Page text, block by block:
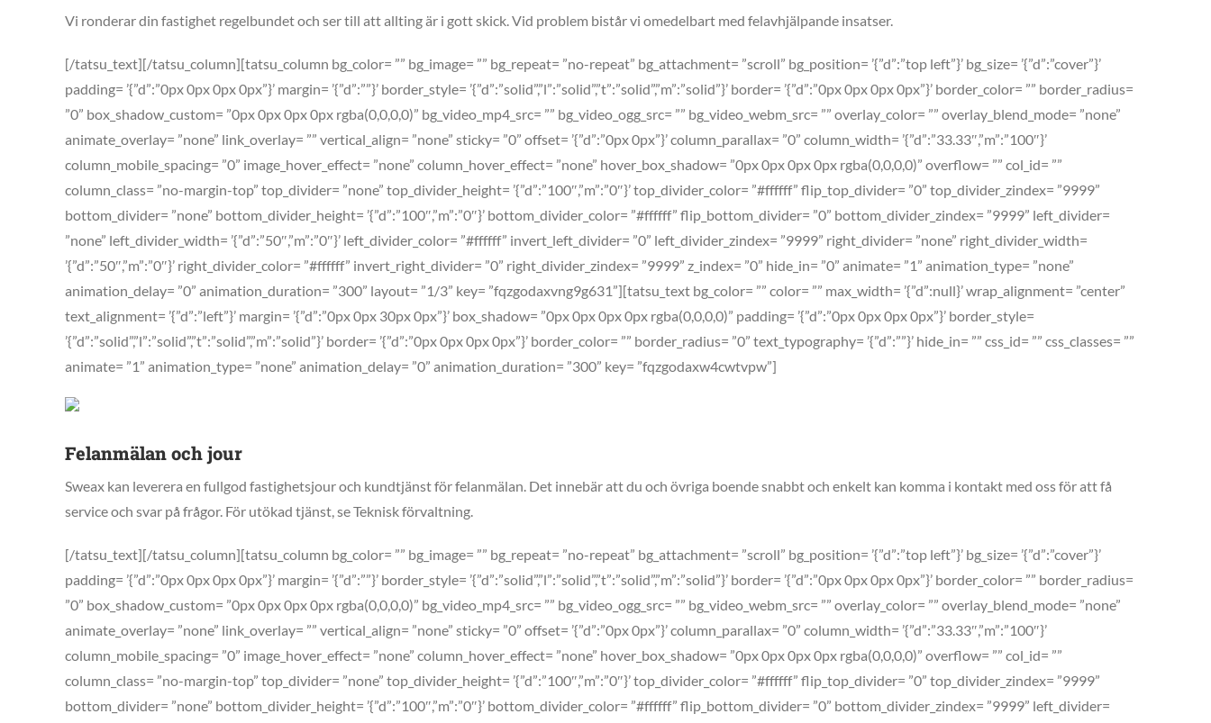
Vi ronderar din fastighet regelbundet och ser till att allting är i gott skick. Vid problem bistår vi omedelbart med felavhjälpande insatser.
[/tatsu_text][/tatsu_column][tatsu_column bg_color= ”” bg_image= ”” bg_repeat= ”no-repeat” bg_attachment= ”scroll” bg_position= ’{”d”:”top left”}’ bg_size= ’{”d”:”cover”}’
padding= ’{”d”:”0px 0px 0px 0px”}’ margin= ’{”d”:””}’ border_style= ’{”d”:”solid”,”l”:”solid”,”t”:”solid”,”m”:”solid”}’ border= ’{”d”:”0px 0px 0px 0px”}’ border_color= ”” border_radius=
”0” box_shadow_custom= ”0px 0px 0px 0px rgba(0,0,0,0)” bg_video_mp4_src= ”” bg_video_ogg_src= ”” bg_video_webm_src= ”” overlay_color= ”” overlay_blend_mode= ”none”
animate_overlay= ”none” link_overlay= ”” vertical_align= ”none” sticky= ”0” offset= ’{”d”:”0px 0px”}’ column_parallax= ”0” column_width= ’{”d”:”33.33″,”m”:”100″}’
column_mobile_spacing= ”0” image_hover_effect= ”none” column_hover_effect= ”none” hover_box_shadow= ”0px 0px 0px 0px rgba(0,0,0,0)” overflow= ”” col_id= ””
column_class= ”no-margin-top” top_divider= ”none” top_divider_height= ’{”d”:”100″,”m”:”0″}’ top_divider_color= ”#ffffff” flip_top_divider= ”0” top_divider_zindex= ”9999”
bottom_divider= ”none” bottom_divider_height= ’{”d”:”100″,”m”:”0″}’ bottom_divider_color= ”#ffffff” flip_bottom_divider= ”0” bottom_divider_zindex= ”9999” left_divider=
”none” left_divider_width= ’{”d”:”50″,”m”:”0″}’ left_divider_color= ”#ffffff” invert_left_divider= ”0” left_divider_zindex= ”9999” right_divider= ”none” right_divider_width=
’{”d”:”50″,”m”:”0″}’ right_divider_color= ”#ffffff” invert_right_divider= ”0” right_divider_zindex= ”9999” z_index= ”0” hide_in= ”0” animate= ”1” animation_type= ”none”
animation_delay= ”0” animation_duration= ”300” layout= ”1/3” key= ”fqzgodaxvng9g631”][tatsu_text bg_color= ”” color= ”” max_width= ’{”d”:null}’ wrap_alignment= ”center”
text_alignment= ’{”d”:”left”}’ margin= ’{”d”:”0px 0px 30px 0px”}’ box_shadow= ”0px 0px 0px 0px rgba(0,0,0,0)” padding= ’{”d”:”0px 0px 0px 0px”}’ border_style=
’{”d”:”solid”,”l”:”solid”,”t”:”solid”,”m”:”solid”}’ border= ’{”d”:”0px 0px 0px 0px”}’ border_color= ”” border_radius= ”0” text_typography= ’{”d”:””}’ hide_in= ”” css_id= ”” css_classes= ””
animate= ”1” animation_type= ”none” animation_delay= ”0” animation_duration= ”300” key= ”fqzgodaxw4cwtvpw”]
Felanmälan och jour
Sweax kan leverera en fullgod fastighetsjour och kundtjänst för felanmälan. Det innebär att du och övriga boende snabbt och enkelt kan komma i kontakt med oss för att få
service och svar på frågor. För utökad tjänst, se Teknisk förvaltning.
[/tatsu_text][/tatsu_column][tatsu_column bg_color= ”” bg_image= ”” bg_repeat= ”no-repeat” bg_attachment= ”scroll” bg_position= ’{”d”:”top left”}’ bg_size= ’{”d”:”cover”}’
padding= ’{”d”:”0px 0px 0px 0px”}’ margin= ’{”d”:””}’ border_style= ’{”d”:”solid”,”l”:”solid”,”t”:”solid”,”m”:”solid”}’ border= ’{”d”:”0px 0px 0px 0px”}’ border_color= ”” border_radius=
”0” box_shadow_custom= ”0px 0px 0px 0px rgba(0,0,0,0)” bg_video_mp4_src= ”” bg_video_ogg_src= ”” bg_video_webm_src= ”” overlay_color= ”” overlay_blend_mode= ”none”
animate_overlay= ”none” link_overlay= ”” vertical_align= ”none” sticky= ”0” offset= ’{”d”:”0px 0px”}’ column_parallax= ”0” column_width= ’{”d”:”33.33″,”m”:”100″}’
column_mobile_spacing= ”0” image_hover_effect= ”none” column_hover_effect= ”none” hover_box_shadow= ”0px 0px 0px 0px rgba(0,0,0,0)” overflow= ”” col_id= ””
column_class= ”no-margin-top” top_divider= ”none” top_divider_height= ’{”d”:”100″,”m”:”0″}’ top_divider_color= ”#ffffff” flip_top_divider= ”0” top_divider_zindex= ”9999”
bottom_divider= ”none” bottom_divider_height= ’{”d”:”100″,”m”:”0″}’ bottom_divider_color= ”#ffffff” flip_bottom_divider= ”0” bottom_divider_zindex= ”9999” left_divider=